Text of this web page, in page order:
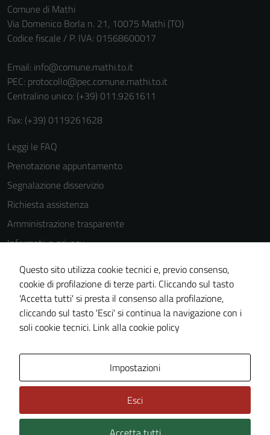
Comune di Mathi
Via Domenico Borla n. 21, 10075 Mathi (TO)
Codice fiscale / P. IVA: 01568600017
Email: info@comune.mathi.to.it
PEC: protocollo@pec.comune.mathi.to.it
Centralino unico: (+39) 011.9261611
Fax: (+39) 0119261628
Leggi le FAQ
Prenotazione appuntamento
Segnalazione disservizio
Richiesta assistenza
Amministrazione trasparente
Informativa privacy
Cookie Policy
Note legali
Dichiarazione di accessibilità
Piano di miglioramento del sito
Questo sito utilizza cookie tecnici e, previo consenso,
cookie di profilazione di terze parti. Cliccando sul tasto
'Accetta tutti' si presta il consenso alla profilazione,
cliccando sul tasto 'Esci' si continua la navigazione con i
soli cookie tecnici. Link alla cookie policy
Impostazioni
Esci